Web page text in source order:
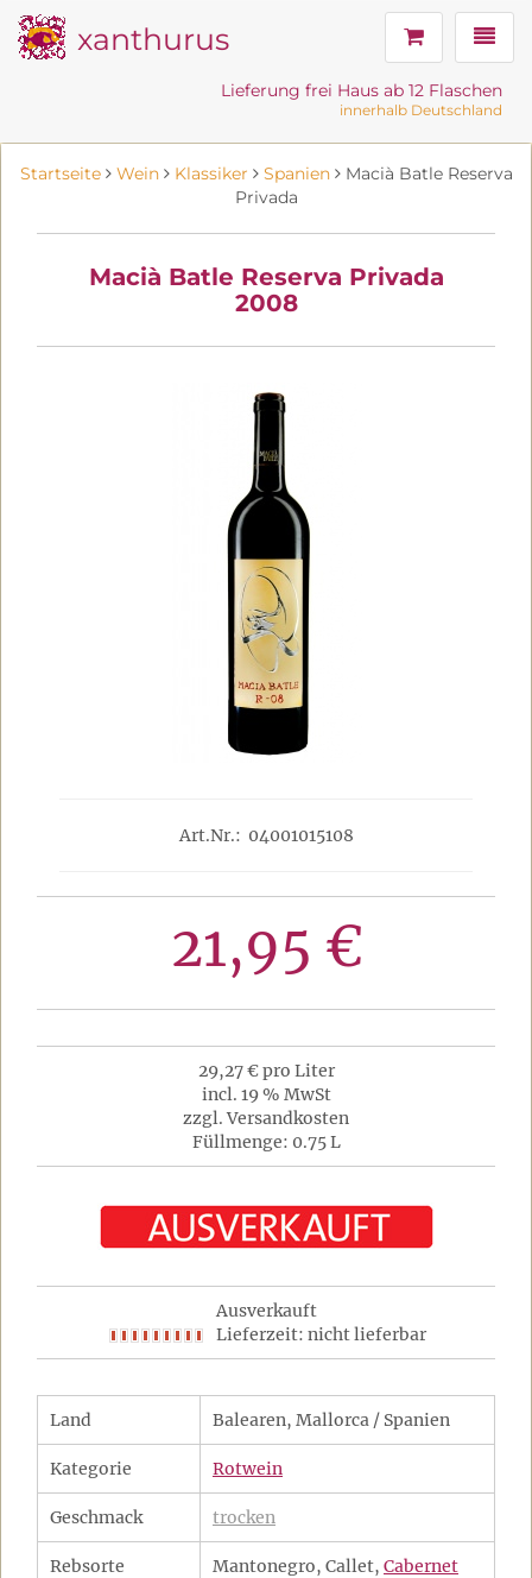
xanthurus
Lieferung frei Haus ab 12 Flaschen
innerhalb Deutschland
Startseite Wein Klassiker Spanien Macià Batle Reserva
Privada
Macià Batle Reserva Privada
2008
Art.Nr.: 04001015108
21,95 €
29,27 € pro Liter
incl. 19 % MwSt
zzgl. Versandkosten
Füllmenge: 0.75 L
Ausverkauft
Lieferzeit: nicht lieferbar
Land Balearen, Mallorca / Spanien
Kategorie Rotwein
Geschmack trocken
Rebsorte Mantonegro, Callet, Cabernet